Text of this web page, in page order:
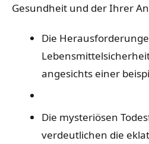
Gesundheit und der Ihrer
Die
angesichts einer
Die mysteriösen
verdeutlichen die